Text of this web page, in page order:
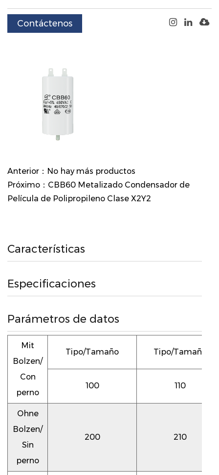
Contáctenos
Anterior：No hay más productos
Próximo：CBB60 Metalizado Condensador de
Película de Polipropileno Clase X2Y2
Características
Especificaciones
Parámetros de datos
Mit
Bolzen/
Con
perno
Tipo/Tamaño Tipo/Tamaño
100 110
Ohne
Bolzen/
Sin
perno
200 210